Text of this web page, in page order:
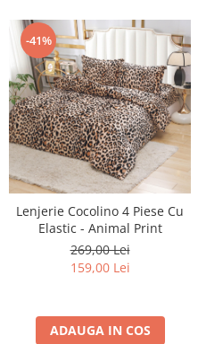
-41%
Lenjerie Cocolino 4 Piese Cu
Elastic - Animal Print
269,00 Lei
159,00 Lei
ADAUGA IN COS